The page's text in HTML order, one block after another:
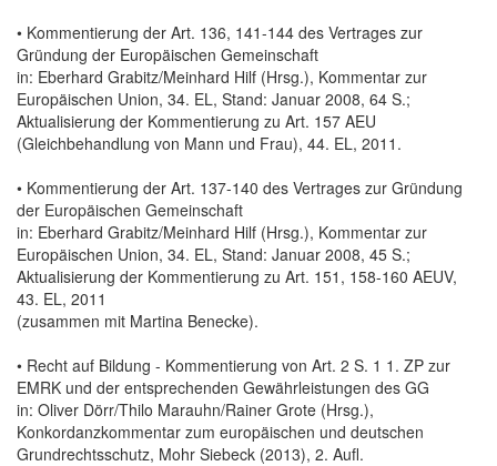
• Kommentierung der Art. 136, 141-144 des Vertrages zur
Gründung der Europäischen Gemeinschaft
in: Eberhard Grabitz/Meinhard Hilf (Hrsg.), Kommentar zur
Europäischen Union, 34. EL, Stand: Januar 2008, 64 S.;
Aktualisierung der Kommentierung zu Art. 157 AEU
(Gleichbehandlung von Mann und Frau), 44. EL, 2011.
• Kommentierung der Art. 137-140 des Vertrages zur Gründung
der Europäischen Gemeinschaft
in: Eberhard Grabitz/Meinhard Hilf (Hrsg.), Kommentar zur
Europäischen Union, 34. EL, Stand: Januar 2008, 45 S.;
Aktualisierung der Kommentierung zu Art. 151, 158-160 AEUV,
43. EL, 2011
(zusammen mit Martina Benecke).
• Recht auf Bildung - Kommentierung von Art. 2 S. 1 1. ZP zur
EMRK und der entsprechenden Gewährleistungen des GG
in: Oliver Dörr/Thilo Marauhn/Rainer Grote (Hrsg.),
Konkordanzkommentar zum europäischen und deutschen
Grundrechtsschutz, Mohr Siebeck (2013), 2. Aufl.